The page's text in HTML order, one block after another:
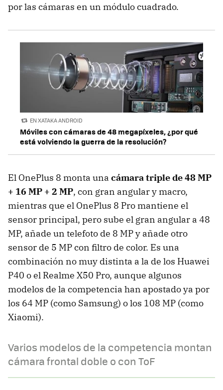
por las cámaras en un módulo cuadrado.
EN XATAKA ANDROID
Móviles con cámaras de 48 megapíxeles, ¿por qué
está volviendo la guerra de la resolución?
El OnePlus 8 monta una cámara triple de 48 MP
+ 16 MP + 2 MP, con gran angular y macro,
mientras que el OnePlus 8 Pro mantiene el
sensor principal, pero sube el gran angular a 48
MP, añade un telefoto de 8 MP y añade otro
sensor de 5 MP con filtro de color. Es una
combinación no muy distinta a la de los Huawei
P40 o el Realme X50 Pro, aunque algunos
modelos de la competencia han apostado ya por
los 64 MP (como Samsung) o los 108 MP (como
Xiaomi).
Varios modelos de la competencia montan
cámara frontal doble o con ToF